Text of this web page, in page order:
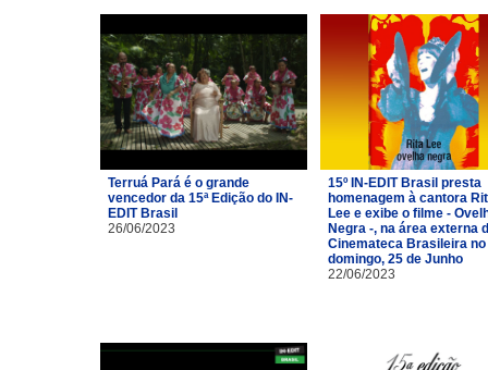
Terruá Pará é o grande
vencedor da 15ª Edição do IN-
EDIT Brasil
26/06/2023
15º IN-EDIT Brasil presta
homenagem à cantora
Lee e exibe o filme -
Negra -, na área externa
Cinemateca Brasileira no
domingo, 25 de Junho
22/06/2023